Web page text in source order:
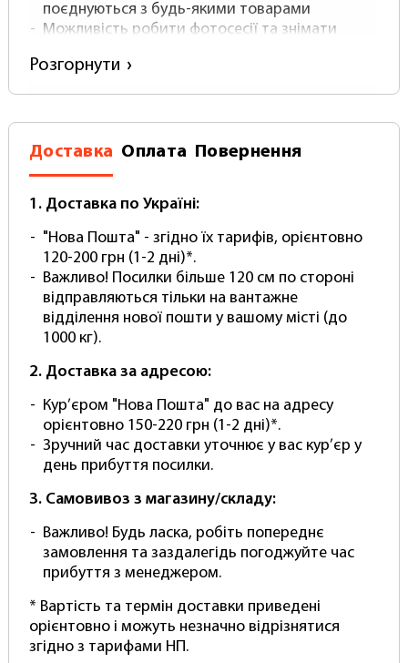
поєднуються з будь-якими товарами
Можливість робити фотосесії та знімати
стіні за допомогою скотчу або стійку ворота.
Пластиковий фотофон стане незамінним
помічником для майстрів манікюру, флористів,
та фотографів предметної зйомки.
Розгорнути
Доставка Оплата Повернення
1. Доставка по Україні:
"Нова Пошта" - згідно їх тарифів, орієнтовно
120-200 грн (1-2 дні)*.
Важливо! Посилки більше 120 см по стороні
відправляються тільки на вантажне
відділення нової пошти у вашому місті (до
1000 кг).
2. Доставка за адресою:
Кур’єром "Нова Пошта" до вас на адресу
орієнтовно 150-220 грн (1-2 дні)*.
Зручний час доставки уточнює у вас кур’єр у
день прибуття посилки.
3. Самовивоз з магазину/складу:
Важливо! Будь ласка, робіть попереднє
замовлення та заздалегідь погоджуйте час
прибуття з менеджером.
* Вартість та термін доставки приведені
орієнтовно і можуть незначно відрізнятися
згідно з тарифами НП.